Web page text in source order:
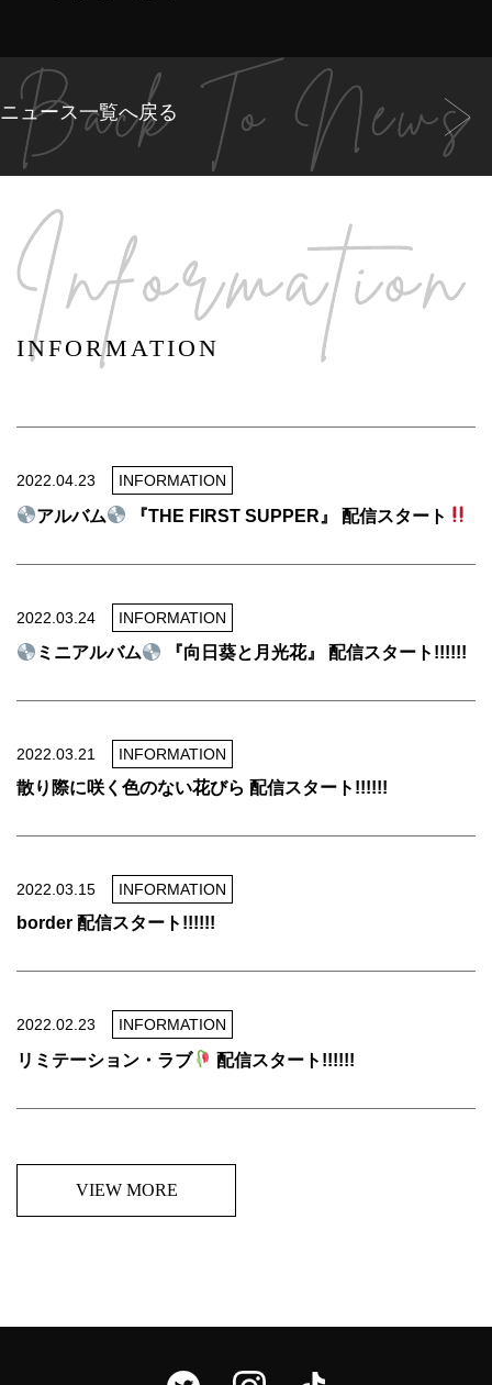
ニュース一覧へ戻る
INFORMATION
2022.04.23 INFORMATION
アルバム 『THE FIRST SUPPER』 配信スタート
2022.03.24 INFORMATION
ミニアルバム 『向日葵と月光花』 配信スタート!!!!!!
2022.03.21 INFORMATION
散り際に咲く色のない花びら 配信スタート!!!!!!
2022.03.15 INFORMATION
border 配信スタート!!!!!!
2022.02.23 INFORMATION
リミテーション・ラブ 配信スタート!!!!!!
VIEW MORE